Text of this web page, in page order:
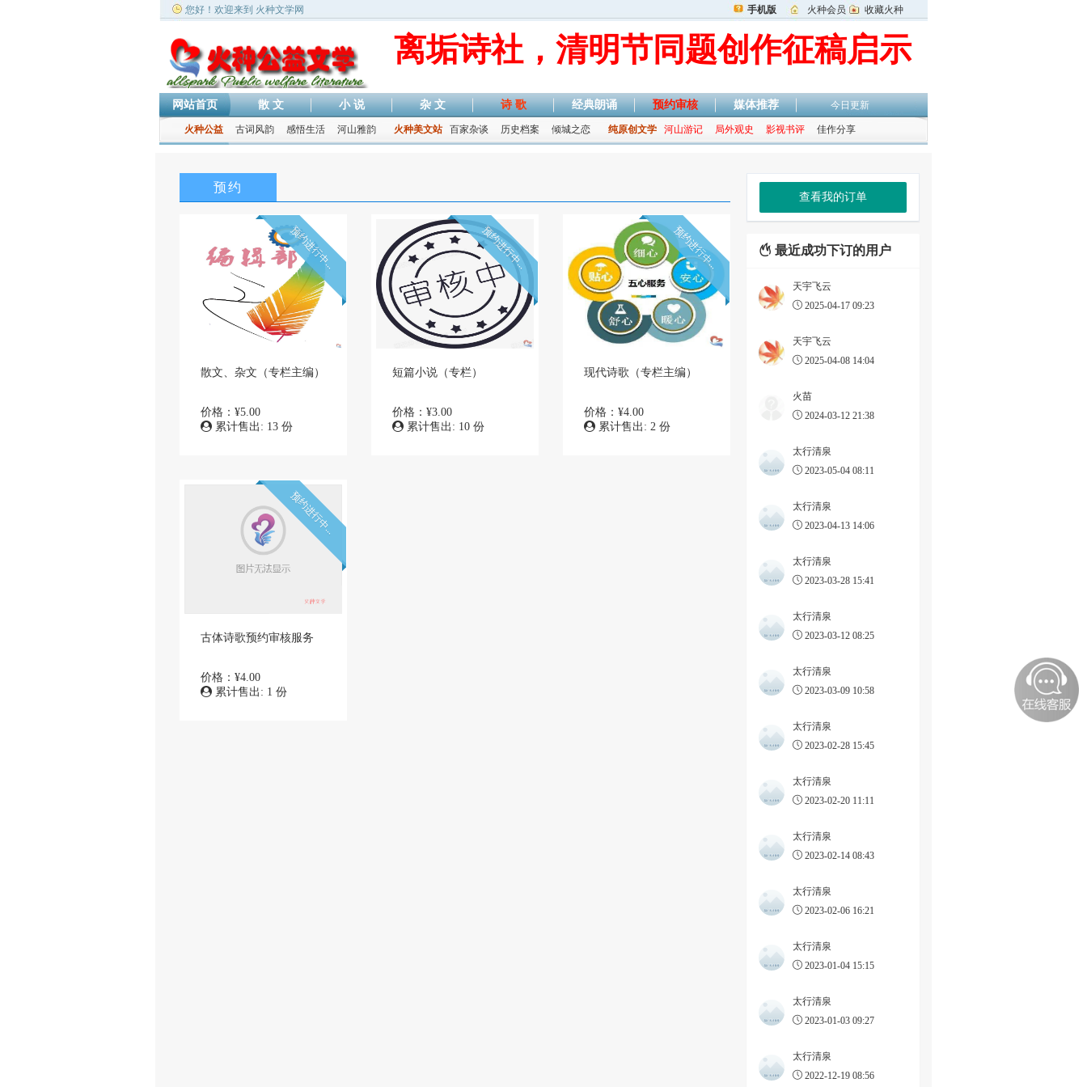
您好！欢迎来到 火种文学网 手机版 火种会员 收藏火种
离垢诗社，清明节同题创作征稿启示
网站首页 散 文 小 说 杂 文 诗 歌 经典朗诵 预约审核 媒体推荐 今日更新
火种公益 古词风韵 感悟生活 河山雅韵 火种美文站 百家杂谈 历史档案 倾城之恋 纯原创文学 河山游记 局外观史 影视书评 佳作分享
预约
预约进行中...
散文、杂文（专栏主编）
价格：¥5.00
累计售出: 13 份
预约进行中...
短篇小说（专栏）
价格：¥3.00
累计售出: 10 份
预约进行中...
现代诗歌（专栏主编）
价格：¥4.00
累计售出: 2 份
预约进行中...
古体诗歌预约审核服务
价格：¥4.00
累计售出: 1 份
查看我的订单
最近成功下订的用户
天宇飞云
2025-04-17 09:23
天宇飞云
2025-04-08 14:04
火苗
2024-03-12 21:38
太行清泉
2023-05-04 08:11
太行清泉
2023-04-13 14:06
太行清泉
2023-03-28 15:41
太行清泉
2023-03-12 08:25
太行清泉
2023-03-09 10:58
太行清泉
2023-02-28 15:45
太行清泉
2023-02-20 11:11
太行清泉
2023-02-14 08:43
太行清泉
2023-02-06 16:21
太行清泉
2023-01-04 15:15
太行清泉
2023-01-03 09:27
太行清泉
2022-12-19 08:56